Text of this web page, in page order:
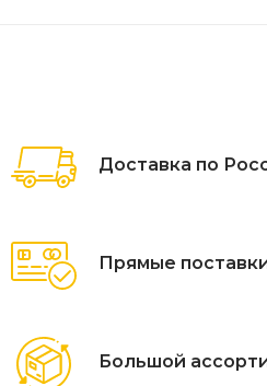
Доставка по
Прямые
Большой